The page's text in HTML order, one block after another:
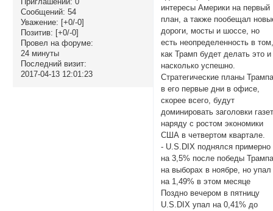
Сообщений: 54
Уважение: [+0/-0]
Позитив: [+0/-0]
Провел на форуме:
24 минуты
Последний визит:
2017-04-13 12:01:23
интересы Америки на первый
план, а также пообещал
дороги, мосты и шоссе, но
есть неопределенность в
как Трамп будет делать это и
насколько успешно.
Стратегические планы
в его первые дни в офисе,
скорее всего, будут
доминировать заголовки
наряду с ростом экономики
США в четвертом квартале.
- U.S.DIX поднялся примерно
на 3,5% после победы
на выборах в ноябре, но упал
на 1,49% в этом месяце
Поздно вечером в пятницу
U.S.DIX упал на 0,41% до